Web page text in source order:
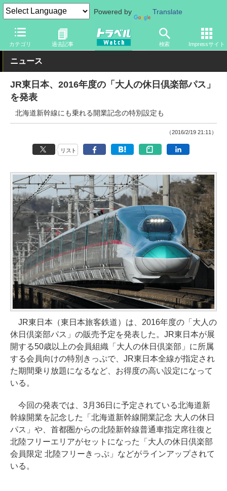
Powered by Translate
カテゴリ 過去記事 検索 Impressサイト
トラベル Watch 旅の方法 鉄旅 鉄道
ニュース
JR東日本、2016年度の「大人の休日倶楽部パス」
を発表
北海道新幹線にも乗れる開業記念の特別設定も
（2016/2/19 21:11）
リスト
JR東日本（東日本旅客鉄道）は、2016年度の「大人の
休日倶楽部パス」の販売予定を発表した。JR東日本が展
開する50歳以上の会員組織「大人の休日倶楽部」に所属
する会員向けの特別きっぷで、JR東日本全線が指定され
た期間乗り放題になるなど、お得度の高い設定になって
いる。
今回の発表では、3月36日に予定されている北海道新
幹線開業を記念した「北海道新幹線開業記念 大人の休日
パス」や、首都圏からの北陸新幹線普通車指定席往復と
北陸フリーエリアがセットになった「大人の休日倶楽部
会員限定 北陸フリーきっぷ」などがラインアップされて
いる。